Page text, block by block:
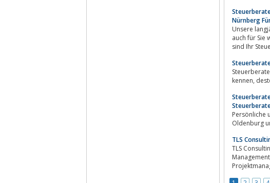
Nürnberg
Unsere
auch für Sie
sind Ihr
Persönliche
Oldenburg
TLS
TLS
Management, Process Performance Management, Beyond Budgeting, Dynamic Intelligence,